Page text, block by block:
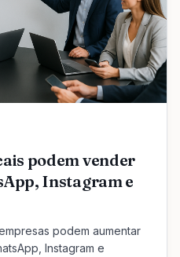
podem vender
Instagram e
podem aumentar
Instagram e